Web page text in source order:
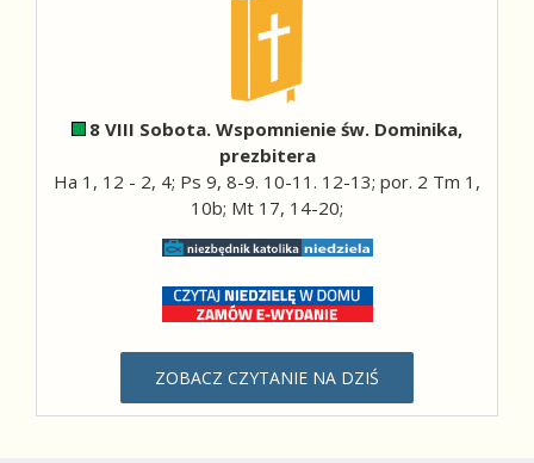
8 VIII Sobota. Wspomnienie św. Dominika,
prezbitera
Ha 1, 12 - 2, 4; Ps 9, 8-9. 10-11. 12-13; por. 2 Tm 1,
10b; Mt 17, 14-20;
ZOBACZ CZYTANIE NA DZIŚ